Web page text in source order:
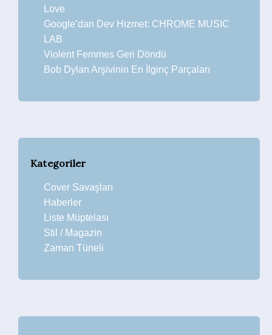
Love
Google’dan Dev Hizmet: CHROME MUSIC
LAB
Violent Femmes Geri Döndü
Bob Dylan Arşivinin En İlginç Parçaları
Kategoriler
Cover Savaşları
Haberler
Liste Müptelası
Stil / Magazin
Zaman Tüneli